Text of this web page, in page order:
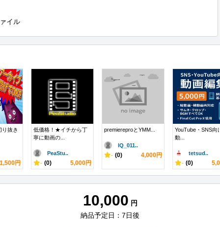
イル
り抜き
1,500円
低価格！★イチから丁
寧に動画の...
PeaStu..
- (0) 5,000円
premiereproとYMM...
IQ_011..
- (0) 4,000円
YouTube・SNS向
動...
tetsud..
- (0)
10,000 円
納品予定日：7日後